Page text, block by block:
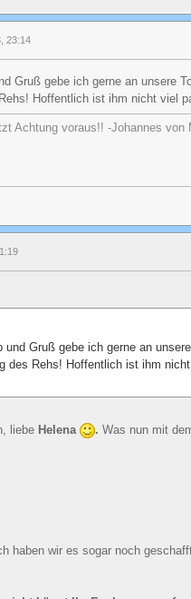
23:14
Gruß gebe ich gerne an unsere
Hoffentlich ist ihm nicht viel
Achtung voraus!! -Johannes von
und Gruß gebe ich gerne an
des Rehs! Hoffentlich ist ihm
liebe Helena . Was nun mit
haben wir es sogar noch